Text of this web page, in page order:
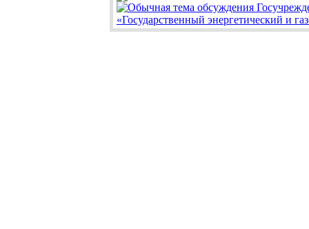
«Государственный энергетический и